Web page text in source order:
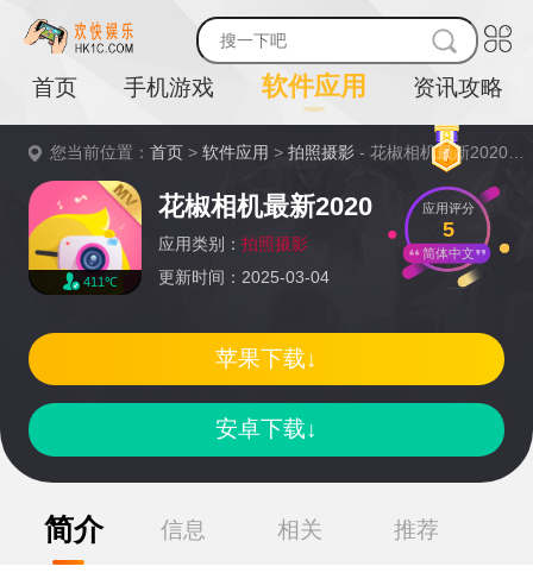
首页 手机游戏 软件应用 资讯攻略
您当前位置：首页 >软件应用 >拍照摄影 - 花椒相机最新2020详情
411℃
花椒相机最新2020
应用类别： 拍照摄影
更新时间：2025-03-04
应用评分
5
简体中文
安卓下载↓
苹果下载↓
简介 信息 相关 推荐